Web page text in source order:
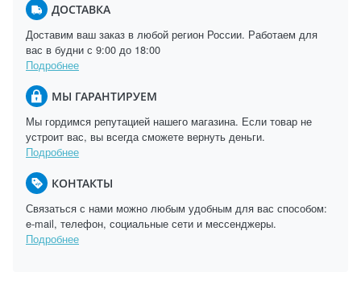
ДОСТАВКА
Доставим ваш заказ в любой регион России. Работаем для
вас в будни с 9:00 до 18:00
Подробнее
МЫ ГАРАНТИРУЕМ
Мы гордимся репутацией нашего магазина. Если товар не
устроит вас, вы всегда сможете вернуть деньги.
Подробнее
КОНТАКТЫ
Связаться с нами можно любым удобным для вас способом:
e-mail, телефон, социальные сети и мессенджеры.
Подробнее